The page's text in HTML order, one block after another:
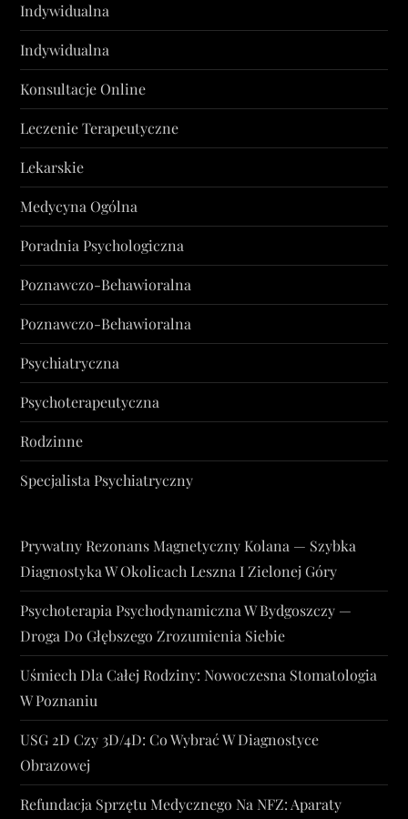
Indywidualna
Indywidualna
Konsultacje Online
Leczenie Terapeutyczne
Lekarskie
Medycyna Ogólna
Poradnia Psychologiczna
Poznawczo-Behawioralna
Poznawczo-Behawioralna
Psychiatryczna
Psychoterapeutyczna
Rodzinne
Specjalista Psychiatryczny
Prywatny Rezonans Magnetyczny Kolana — Szybka
Diagnostyka W Okolicach Leszna I Zielonej Góry
Psychoterapia Psychodynamiczna W Bydgoszczy —
Droga Do Głębszego Zrozumienia Siebie
Uśmiech Dla Całej Rodziny: Nowoczesna Stomatologia
W Poznaniu
USG 2D Czy 3D/4D: Co Wybrać W Diagnostyce
Obrazowej
Refundacja Sprzętu Medycznego Na NFZ: Aparaty